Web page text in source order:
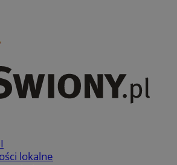
lokalne